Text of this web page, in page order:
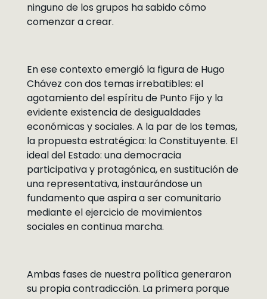
ninguno de los grupos ha sabido cómo
comenzar a crear.
En ese contexto emergió la figura de Hugo
Chávez con dos temas irrebatibles: el
agotamiento del espíritu de Punto Fijo y la
evidente existencia de desigualdades
económicas y sociales. A la par de los temas,
la propuesta estratégica: la Constituyente. El
ideal del Estado: una democracia
participativa y protagónica, en sustitución de
una representativa, instaurándose un
fundamento que aspira a ser comunitario
mediante el ejercicio de movimientos
sociales en continua marcha.
Ambas fases de nuestra política generaron
su propia contradicción. La primera porque